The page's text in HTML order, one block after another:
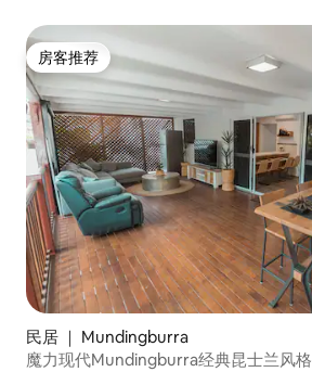
房客推荐
房客推荐
民居 ｜ Mundingburra
魔力现代Mundingburra经典昆士兰风格